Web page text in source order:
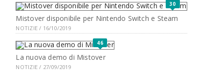
30
Mistover disponibile per Nintendo Switch e Steam
NOTIZIE / 16/10/2019
46
La nuova demo di Mistover
NOTIZIE / 27/09/2019